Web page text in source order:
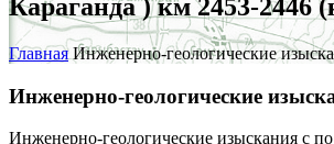
Караганда ) км 2453-2446
Главная Инженерно-геологические
Инженерно-геологические
Инженерно-геологические изыскания с